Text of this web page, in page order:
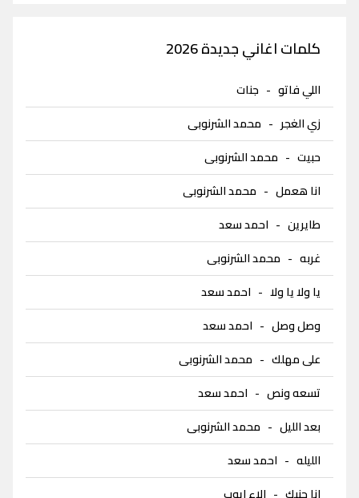
كلمات اغاني جديدة 2026
اللي فاتو - جنات
زي الغجر - محمد الشرنوبى
حبيت - محمد الشرنوبى
انا هعمل - محمد الشرنوبى
طايرين - احمد سعد
غربه - محمد الشرنوبى
يا ولا يا ولا - احمد سعد
وصل وصل - احمد سعد
على مهلك - محمد الشرنوبى
تسعه ونص - احمد سعد
بعد الليل - محمد الشرنوبى
الليله - احمد سعد
انا جنبك - الاء ايوب